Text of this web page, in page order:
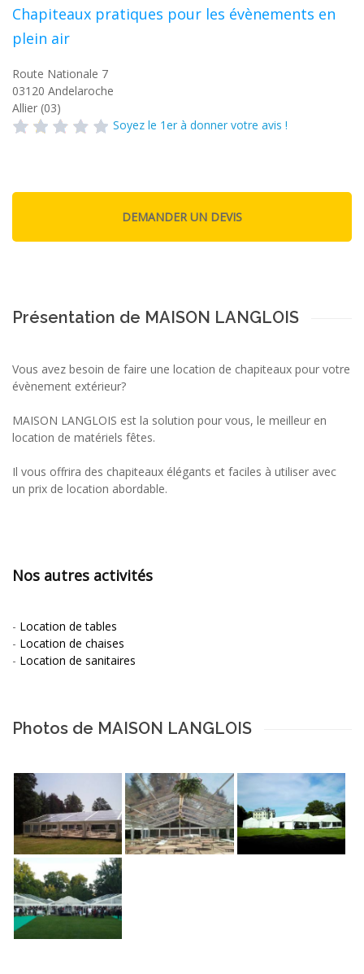
Chapiteaux pratiques pour les évènements en
plein air
Route Nationale 7
03120 Andelaroche
Allier (03)
Soyez le 1er à donner votre avis !
Présentation de MAISON LANGLOIS
Vous avez besoin de faire une location de chapiteaux pour votre
évènement extérieur?
MAISON LANGLOIS est la solution pour vous, le meilleur en
location de matériels fêtes.
Il vous offrira des chapiteaux élégants et faciles à utiliser avec
un prix de location abordable.
Nos autres activités
- Location de tables
- Location de chaises
- Location de sanitaires
Photos de MAISON LANGLOIS